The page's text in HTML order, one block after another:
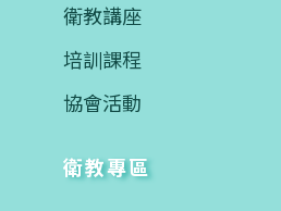
衛教講座
培訓課程
協會活動
衛教專區